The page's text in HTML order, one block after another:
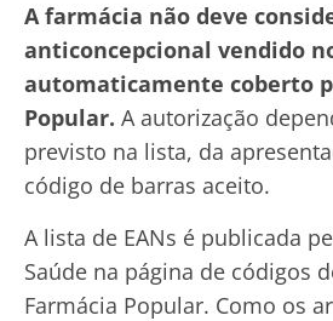
A farmácia não deve
anticoncepcional vendido
automaticamente coberto
Popular. A autorização
previsto na lista, da
código de barras aceito.
A lista de EANs é publicada
Saúde na página de códigos
Farmácia Popular. Como os